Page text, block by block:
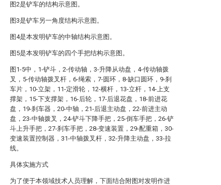
图2是铲车的结构示意图。
图3是铲车另一角度结构示意图。
图4是本发明铲车的中轴结构示意图。
图5是本发明铲车的四个手把结构示意图。
图1-5中，1-铲斗，2-传动轴，3-升降从动盘，4-传动轴拨
叉，5-传动轴拨叉杆，6-绳索，7-圆环，8-缺口圆环，9-刹
车片，10-立架，11-定滑轮，12-横杆，13-立杆，14-上支
撑架，15-下支撑架，16-后轮，17-后退花盘，18-前进花
盘，19-刹车器，20-中轴，21-后退主动盘，22-前进主动
盘，23-中轴拨叉，24-铲斗下降手把，25-倒车手把，26-铲
斗上升手把，27-刹车手把，28-变速装置，29-配重箱，30-
变速装置控制器，31-中轴拨叉杆，32-升降主动盘，33-拉
线。
具体实施方式
为了便于本领域技术人员理解，下面结合附图对发明作进